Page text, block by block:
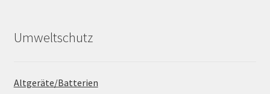
Umweltschutz
Altgeräte/Batterien